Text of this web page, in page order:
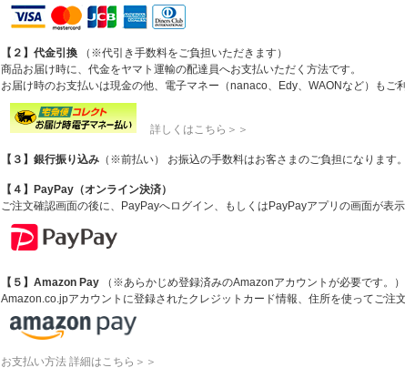
【２】代金引換 （※代引き手数料をご負担いただきます）
商品お届け時に、代金をヤマト運輸の配達員へお支払いただく方法です。
お届け時のお支払いは現金の他、電子マネー（nanaco、Edy、WAONなど）もご
詳しくはこちら＞＞
【３】銀行振り込み （※前払い） お振込の手数料はお客さまのご負担になります。
【４】PayPay（オンライン決済）
ご注文確認画面の後に、PayPayへログイン、もしくはPayPayアプリの画面が表
【５】Amazon Pay （※あらかじめ登録済みのAmazonアカウントが必要です。）
Amazon.co.jpアカウントに登録されたクレジットカード情報、住所を使ってご注
お支払い方法 詳細はこちら＞＞